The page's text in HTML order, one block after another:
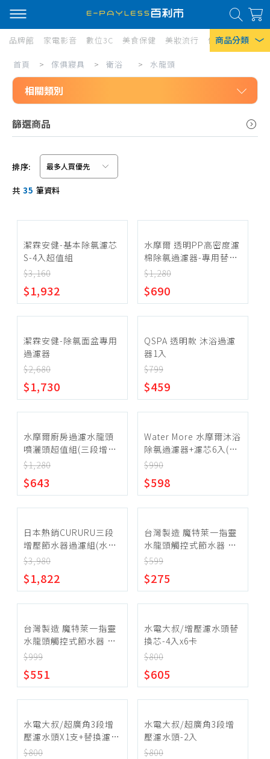
商品分類
熱門搜尋
風扇
除濕機
衛生紙
品牌館 家電影音 數位3C 美食保健 美妝流行 傢俱寢具 居
水
龍
頭
首頁 > 傢俱寢具 > 衛浴 > 水龍頭
相關類別
衛浴
水龍頭
沐浴龍頭、面盆龍頭
廚房水龍頭
龍頭淨水
篩選商品
信用卡/Line Pay/ATM
分期0利率
超商付款
排序:
共 35 筆資料
潔霖安健-基本除氯濾芯
S-4入超值組
$3,160
$1,932
水摩爾 透明PP高密度濾
棉除氯過濾器-專用替換
濾芯12入(pp濾心過濾雜
$1,280
$690
潔霖安健-除氯面盆專用
過濾器
$2,680
$1,730
QSPA 透明款 沐浴過濾
器1入
$799
$459
水摩爾廚房過濾水龍頭
噴灑頭超值組(三段增壓
水花轉換器1個除氯過濾
$1,280
$643
Water More 水摩爾沐浴
除氯過濾器+濾芯6入(一
年份組合)
$990
$598
日本熱銷CURURU三段
增壓節水器過濾組(水流
轉換器4+除氯過濾器
壓器 去油神器 附轉接頭
$3,980
$1,822
台灣製造 魔特萊一指靈
水龍頭觸控式節水器 省
水閥〈2入〉
$599
$275
台灣製造 魔特萊一指靈
水龍頭觸控式節水器 省
水閥〈5入〉
$999
$551
水電大叔/增壓濾水頭替
換芯-4入x6卡
$800
$605
水電大叔/超廣角3段增
壓濾水頭X1支+替換濾
芯-4入X2組
$800
水電大叔/超廣角3段增
壓濾水頭-2入
$800